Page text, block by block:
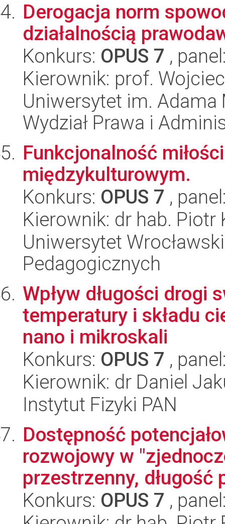
Derogacja norm
działalnością
Konkurs: OPUS 7 ,
Kierownik: prof.
Uniwersytet im.
Wydział Prawa i
Funkcjonalność
międzykulturowym.
Konkurs: OPUS 7 ,
Kierownik: dr hab.
Uniwersytet
Pedagogicznych
Wpływ długości drogi
temperatury i składu
nano i mikroskali
Konkurs: OPUS 7 ,
Kierownik: dr Daniel
Instytut Fizyki PAN
Dostępność
rozwojowy w
przestrzenny, długość
Konkurs: OPUS 7 ,